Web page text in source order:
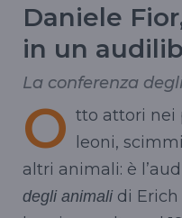
Daniele
in un
La conferenza
O tto attori nei
leoni,
altri animali: è
degli animalidi Erich